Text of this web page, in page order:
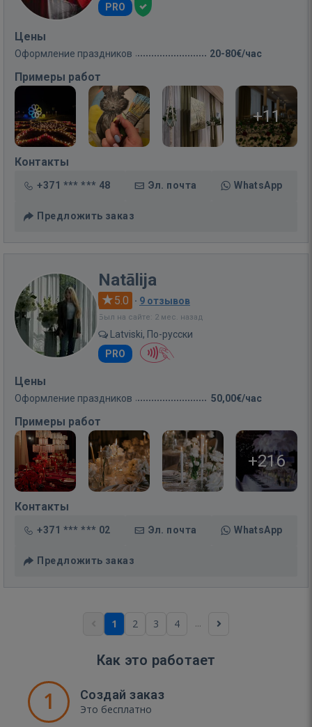
PRO
Цены
Оформление праздников 20-80€/час
Примеры работ
+11
Контакты
+371 *** *** 48 Эл. почта WhatsApp
Предложить заказ
Natālija
5.0 · 9 отзывов
Был на сайте: 2 мес. назад
Latviski, По-русски
PRO
Цены
Оформление праздников 50,00€/час
Примеры работ
+216
Контакты
+371 *** *** 02 Эл. почта WhatsApp
Предложить заказ
1 2 3 4 ...
Как это работает
1 Создай заказ
Это бесплатно